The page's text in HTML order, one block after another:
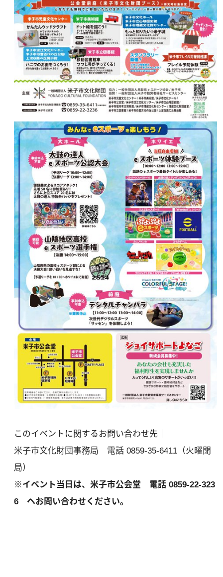
このイベントに関するお問い合わせ先｜
米子市文化財団事務局 電話 0859-35-6411（火曜閉
局）
※イベント当日は、米子市公会堂 電話 0859-22-323
6 ヘお問い合わせください。